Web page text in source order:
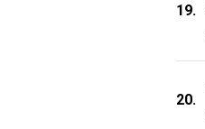
19.
20.